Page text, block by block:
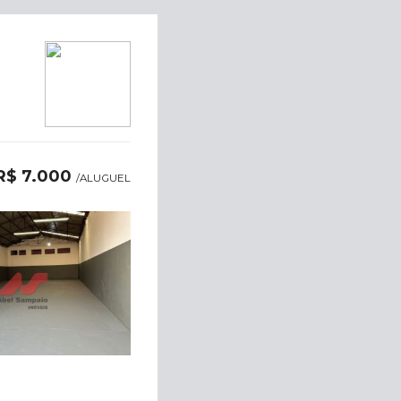
7.000 /ALUGUEL